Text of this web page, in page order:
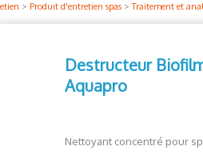
> Produit d'entretien spas >Traitement et
Destructeur
Aquapro
Nettoyant concentré pour